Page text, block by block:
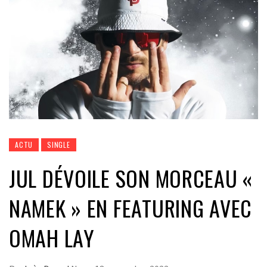
ACTU SINGLE
JUL DÉVOILE SON MORCEAU «
NAMEK » EN FEATURING AVEC
OMAH LAY